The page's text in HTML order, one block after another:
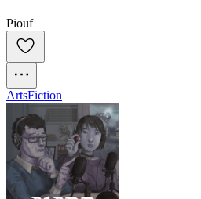
Piouf
ArtsFiction